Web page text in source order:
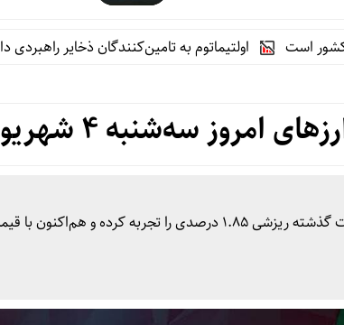
اولتیماتوم به تامین‌کنندگان ذخایر راهبردی دارو+نامه
سه‌شنبه ۴ شهریور ۱۴۰۴